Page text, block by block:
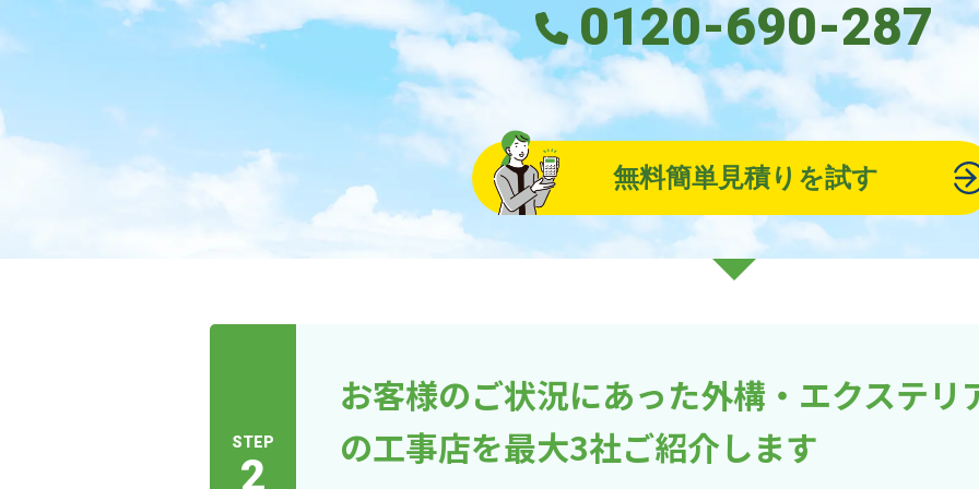
0120-690-287
無料簡単見積りを試す
STEP
2
お客様のご状況にあった外構・エクステリ
の工事店を最大3社ご紹介します